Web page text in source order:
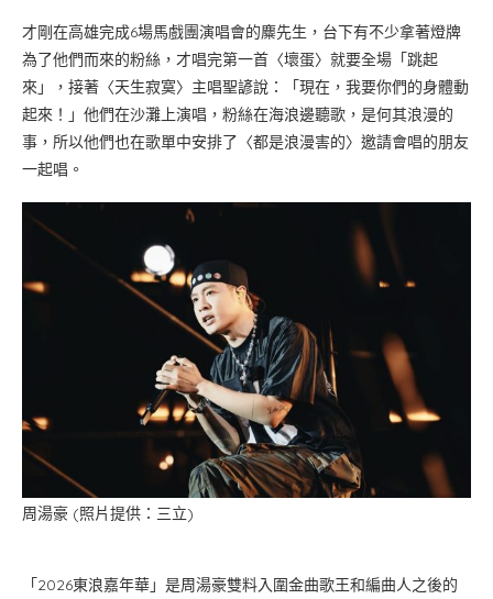
才剛在高雄完成6場馬戲團演唱會的麋先生，台下有不少拿著燈牌
為了他們而來的粉絲，才唱完第一首〈壞蛋〉就要全場「跳起
來」，接著〈天生寂寞〉主唱聖諺說：「現在，我要你們的身體動
起來！」他們在沙灘上演唱，粉絲在海浪邊聽歌，是何其浪漫的
事，所以他們也在歌單中安排了〈都是浪漫害的〉邀請會唱的朋友
一起唱。
周湯豪 (照片提供：三立)
「2026東浪嘉年華」是周湯豪雙料入圍金曲歌王和編曲人之後的